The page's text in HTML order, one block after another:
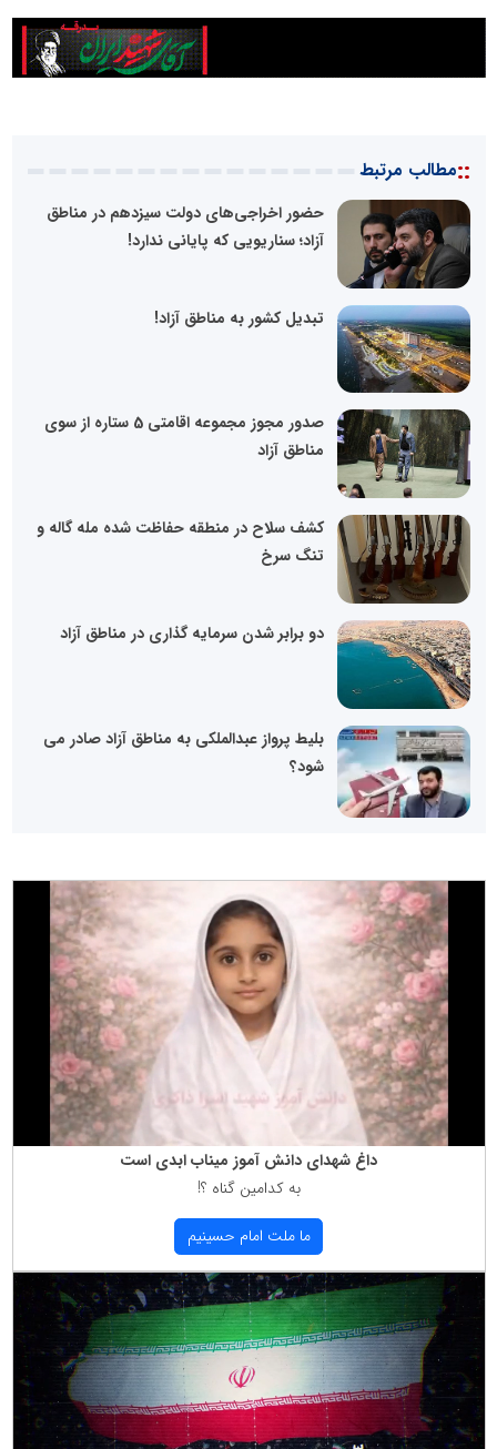
::مطالب مرتبط
حضور اخراجی‌های دولت سیزدهم در مناطق
آزاد؛ سناریویی که پایانی ندارد!
تبدیل کشور به مناطق آزاد!
صدور مجوز مجموعه اقامتی 5 ستاره از سوی
مناطق آزاد
کشف سلاح در منطقه حفاظت شده مله گاله و
تنگ سرخ
دو برابر شدن سرمایه گذاری در مناطق آزاد
بلیط پرواز عبدالملکی به مناطق آزاد صادر می
شود؟
داغ شهدای دانش آموز میناب ابدی است
به كدامین گناه ؟!
ما ملت امام حسینیم